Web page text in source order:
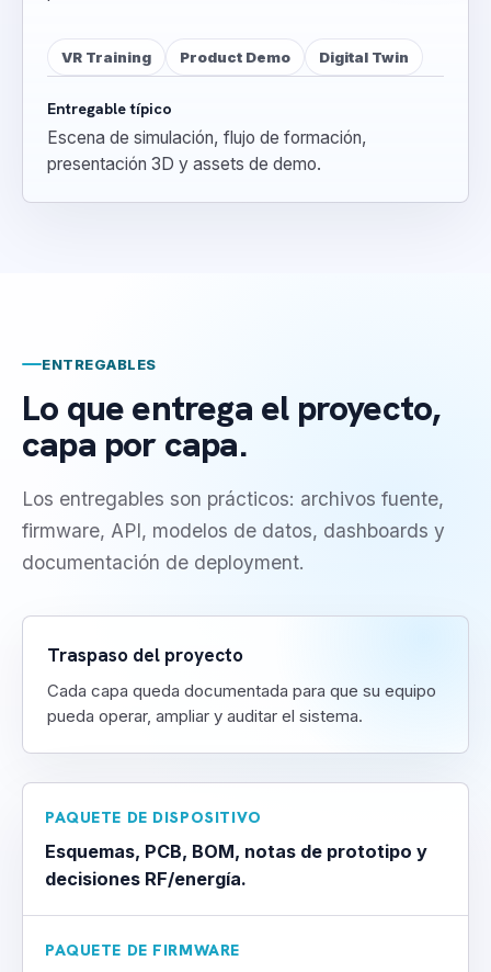
VR Training Product Demo Digital Twin
Entregable típico
Escena de simulación, flujo de formación,
presentación 3D y assets de demo.
ENTREGABLES
Lo que entrega el proyecto,
capa por capa.
Los entregables son prácticos: archivos fuente,
firmware, API, modelos de datos, dashboards y
documentación de deployment.
Traspaso del proyecto
Cada capa queda documentada para que su equipo
pueda operar, ampliar y auditar el sistema.
PAQUETE DE DISPOSITIVO
Esquemas, PCB, BOM, notas de prototipo y
decisiones RF/energía.
PAQUETE DE FIRMWARE